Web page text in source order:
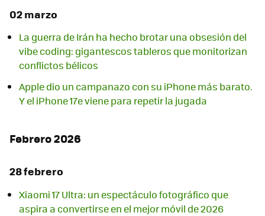
02 marzo
La guerra de Irán ha hecho brotar una obsesión del
vibe coding: gigantescos tableros que monitorizan
conflictos bélicos
Apple dio un campanazo con su iPhone más barato.
Y el iPhone 17e viene para repetir la jugada
Febrero 2026
28 febrero
Xiaomi 17 Ultra: un espectáculo fotográfico que
aspira a convertirse en el mejor móvil de 2026